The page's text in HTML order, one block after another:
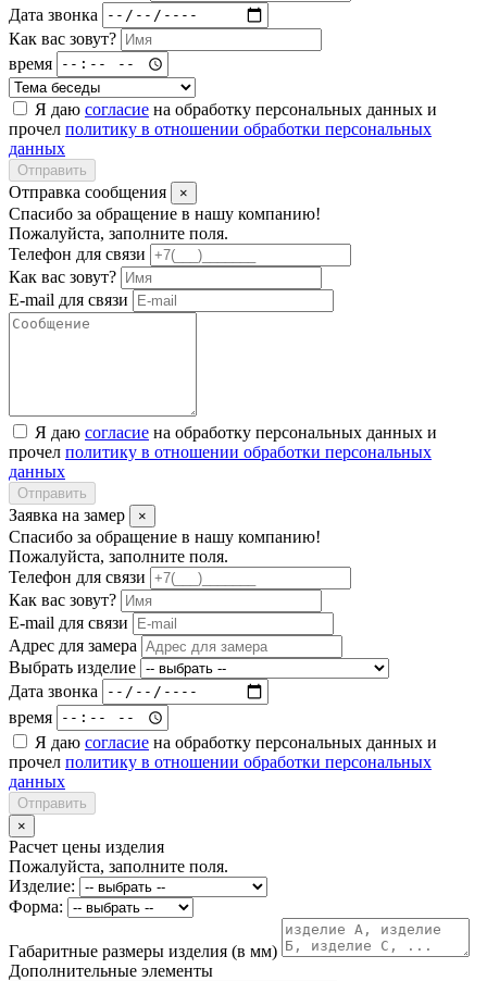
Дата звонка
Как вас зовут?
время
Я даю согласие на обработку персональных данных и
прочел политику в отношении обработки персональных
данных
Отправить
Отправка сообщения ×
Спасибо за обращение в нашу компанию!
Пожалуйста, заполните поля.
Телефон для связи
Как вас зовут?
E-mail для связи
Я даю согласие на обработку персональных данных и
прочел политику в отношении обработки персональных
данных
Отправить
Заявка на замер ×
Спасибо за обращение в нашу компанию!
Пожалуйста, заполните поля.
Телефон для связи
Как вас зовут?
E-mail для связи
Адрес для замера
Выбрать изделие
Дата звонка
время
Я даю согласие на обработку персональных данных и
прочел политику в отношении обработки персональных
данных
Отправить
×
Расчет цены изделия
Пожалуйста, заполните поля.
Изделие:
Форма:
Габаритные размеры изделия (в мм)
Дополнительные элементы